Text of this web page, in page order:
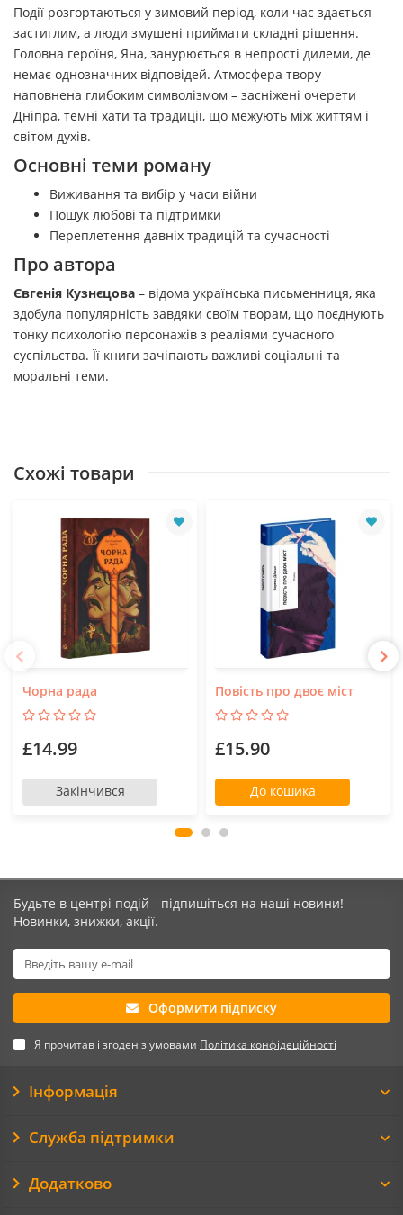
Події розгортаються у зимовий період, коли час здається
застиглим, а люди змушені приймати складні рішення.
Головна героїня, Яна, занурюється в непрості дилеми, де
немає однозначних відповідей. Атмосфера твору
наповнена глибоким символізмом – засніжені очерети
Дніпра, темні хати та традиції, що межують між життям і
світом духів.
Основні теми роману
Виживання та вибір у часи війни
Пошук любові та підтримки
Переплетення давніх традицій та сучасності
Про автора
Євгенія Кузнєцова – відома українська письменниця, яка
здобула популярність завдяки своїм творам, що поєднують
тонку психологію персонажів з реаліями сучасного
суспільства. Її книги зачіпають важливі соціальні та
моральні теми.
Схожі товари
Чорна рада
£14.99
Закінчився
Повість про двоє міст
£15.90
До кошика
Будьте в центрі подій - підпишіться на наші новини!
Новинки, знижки, акції.
Оформити підписку
Я прочитав і згоден з умовами Політика конфідеційності
Інформація
Служба підтримки
Додатково